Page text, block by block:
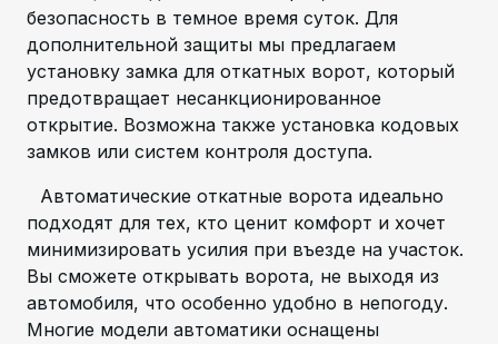
безопасность в темное время суток. Для
дополнительной защиты мы предлагаем
установку замка для откатных ворот, который
предотвращает несанкционированное
открытие. Возможна также установка кодовых
замков или систем контроля доступа.
Автоматические откатные ворота идеально
подходят для тех, кто ценит комфорт и хочет
минимизировать усилия при въезде на участок.
Вы сможете открывать ворота, не выходя из
автомобиля, что особенно удобно в непогоду.
Многие модели автоматики оснащены